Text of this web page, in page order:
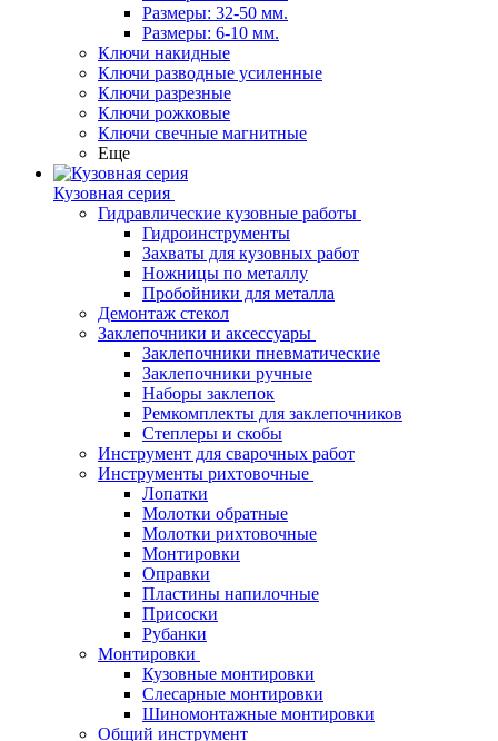
Размеры: 32-50 мм.
Размеры: 6-10 мм.
Ключи накидные
Ключи разводные усиленные
Ключи разрезные
Ключи рожковые
Ключи свечные магнитные
Еще
Кузовная серия
Гидравлические кузовные работы
Гидроинструменты
Захваты для кузовных работ
Ножницы по металлу
Пробойники для металла
Демонтаж стекол
Заклепочники и аксессуары
Заклепочники пневматические
Заклепочники ручные
Наборы заклепок
Ремкомплекты для заклепочников
Степлеры и скобы
Инструмент для сварочных работ
Инструменты рихтовочные
Лопатки
Молотки обратные
Молотки рихтовочные
Монтировки
Оправки
Пластины напилочные
Присоски
Рубанки
Монтировки
Кузовные монтировки
Слесарные монтировки
Шиномонтажные монтировки
Общий инструмент